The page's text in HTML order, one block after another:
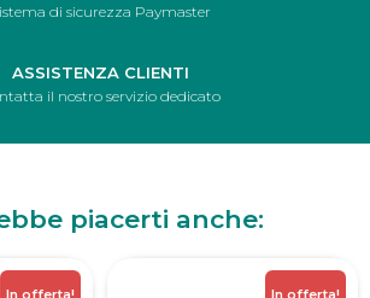
di sicurezza Paymaster
ASSISTENZA CLIENTI
il nostro servizio dedicato
piacerti anche:
In offerta! In offerta!